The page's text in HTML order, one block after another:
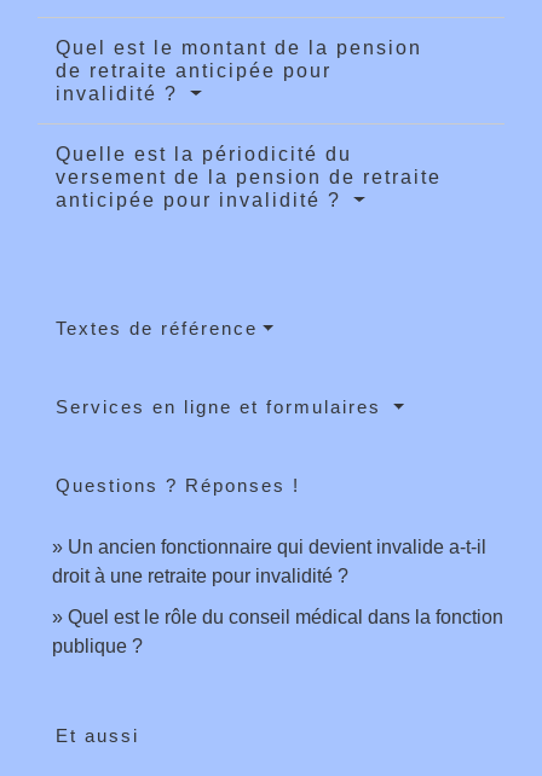
Quel est le montant de la pension
de retraite anticipée pour
invalidité ?
Quelle est la périodicité du
versement de la pension de retraite
anticipée pour invalidité ?
Textes de référence
Services en ligne et formulaires
Questions ? Réponses !
Un ancien fonctionnaire qui devient invalide a-t-il
droit à une retraite pour invalidité ?
Quel est le rôle du conseil médical dans la fonction
publique ?
Et aussi